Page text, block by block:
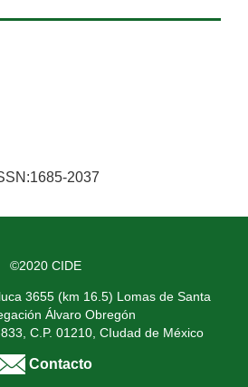
2037
©2020 CIDE
3655 (km 16.5) Lomas de Santa
Álvaro Obregón
C.P. 01210, CIudad de México
Contacto